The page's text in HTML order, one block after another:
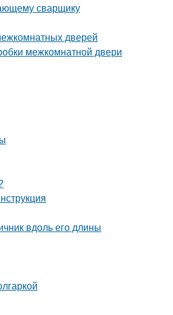
сварщику
дверей
межкомнатной двери
вдоль его длины